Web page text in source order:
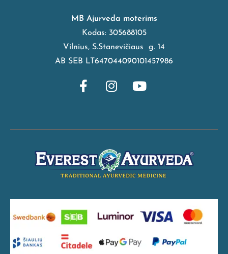
MB Ajurveda moterims
Kodas: 305688105
Vilnius, S.Stanevičiaus g. 14
AB SEB LT647044090101457986